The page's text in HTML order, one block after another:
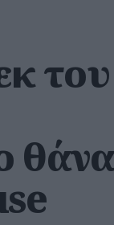
του